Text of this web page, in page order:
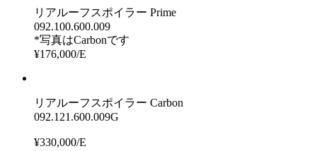
リアルーフスポイラー Prime
092.100.600.009
*写真はCarbonです
¥176,000/E
リアルーフスポイラー Carbon
092.121.600.009G
¥330,000/E